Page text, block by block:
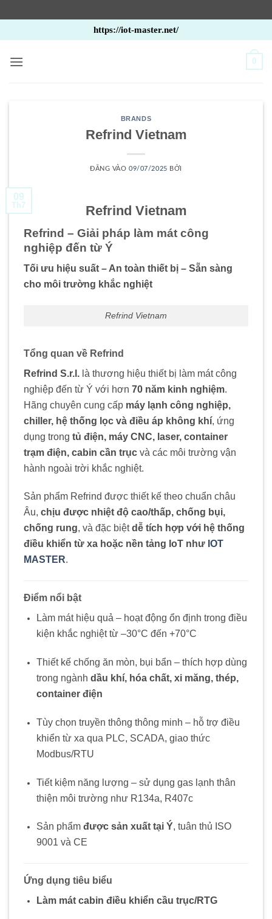
qua
nội
https://iot-master.net/
0
BRANDS
Refrind Vietnam
ĐĂNG VÀO09/07/2025 BỞI
09
Th7 Refrind Vietnam
Refrind – Giải pháp làm mát công
nghiệp đến từ Ý
Tối ưu hiệu suất – An toàn thiết bị – Sẵn sàng
cho môi trường khắc nghiệt
Refrind Vietnam
Tổng quan về Refrind
Refrind S.r.l. là thương hiệu thiết bị làm mát công
nghiệp đến từ Ý với hơn 70 năm kinh nghiệm.
Hãng chuyên cung cấp máy lạnh công nghiệp,
chiller, hệ thống lọc và điều áp không khí, ứng
dụng trong tủ điện, máy CNC, laser, container
trạm điện, cabin cần trục và các môi trường vận
hành ngoài trời khắc nghiệt.
Sản phẩm Refrind được thiết kế theo chuẩn châu
Âu, chịu được nhiệt độ cao/thấp, chống bụi,
chống rung, và đặc biệtdễ tích hợp với hệ thống
điều khiển từ xa hoặc nền tảng IoT như IOT
MASTER.
Điểm nổi bật
Làm mát hiệu quả – hoạt động ổn định trong điều
kiện khắc nghiệt từ –30°C đến +70°C
Thiết kế chống ăn mòn, bụi bẩn – thích hợp dùng
trong ngành dầu khí, hóa chất, xi măng, thép,
container điện
Tùy chọn truyền thông thông minh – hỗ trợ điều
khiển từ xa qua PLC, SCADA, giao thức
Modbus/RTU
Tiết kiệm năng lượng – sử dụng gas lạnh thân
thiện môi trường như R134a, R407c
Sản phẩm được sản xuất tại Ý, tuân thủ ISO
9001 và CE
Ứng dụng tiêu biểu
Làm mát cabin điều khiển cầu trục/RTG